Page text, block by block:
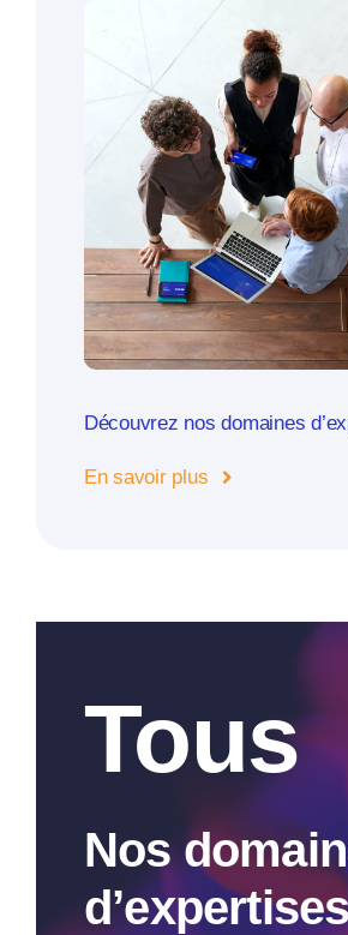
Découvrez nos domaines
En savoir plus
Tous
Nos
d’expertises